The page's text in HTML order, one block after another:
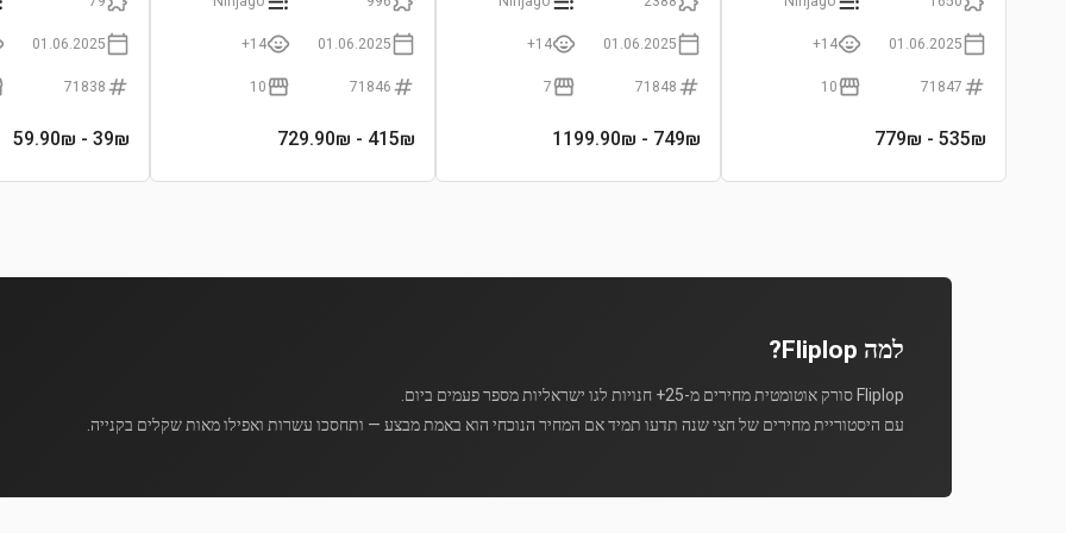
01.06.2025
14+
71847
10
535₪
- 779₪
01.06.2025
14+
71848
7
749₪
- 1199.90₪
01.06.2025
14+
71846
10
415₪
- 729.90₪
01.06.2025
71838
39₪
- 59.90₪
למה Fliplop?
Fliplop סורק אוטומטית מחירים מ-25+ חנויות לגו ישראליות מספר פעמים ביום.
עם היסטוריית מחירים של חצי שנה תדעו תמיד אם המחיר הנוכחי הוא באמת מבצע — ותחסכו עשרות ואפילו מאות שקלים בקנייה.